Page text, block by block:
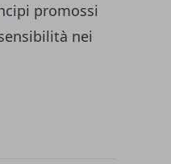
promossi
nei